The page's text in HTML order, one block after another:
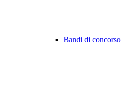
Bandi di concorso